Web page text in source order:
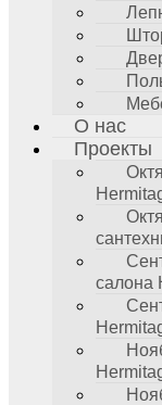
О нас
Проекты
салона